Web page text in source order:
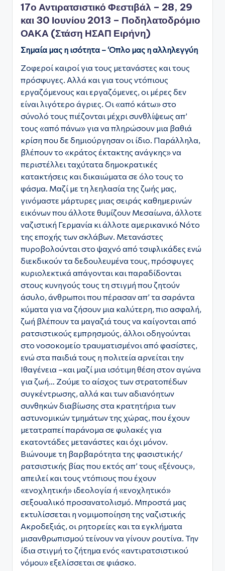
17ο Αντιρατσιστικό Φεστιβάλ – 28, 29
και 30 Ιουνίου 2013 – Ποδηλατοδρόμιο
ΟΑΚΑ (Στάση ΗΣΑΠ Ειρήνη)
Σημαία μας η ισότητα – ‘Οπλο μας η αλληλεγγύη
Ζοφεροί καιροί για τους μετανάστες και τους
πρόσφυγες. Αλλά και για τους ντόπιους
εργαζόμενους και εργαζόμενες, οι μέρες δεν
είναι λιγότερο άγριες. Οι «από κάτω» στο
σύνολό τους πιέζονται μέχρι συνθλίψεως απ’
τους «από πάνω» για να πληρώσουν μια βαθιά
κρίση που δε δημιούργησαν οι ίδιο. Παράλληλα,
βλέπουν το «κράτος έκτακτης ανάγκης» να
περιστέλλει ταχύτατα δημοκρατικές
κατακτήσεις και δικαιώματα σε όλο τους το
φάσμα. Μαζί με τη λεηλασία της ζωής μας,
γινόμαστε μάρτυρες μιας σειράς καθημερινών
εικόνων που άλλοτε θυμίζουν Μεσαίωνα, άλλοτε
ναζιστική Γερμανία κι άλλοτε αμερικανικό Νότο
της εποχής των σκλάβων. Μετανάστες
πυροβολούνται στο ψαχνό από τσιφλικάδες ενώ
διεκδικούν τα δεδουλευμένα τους, πρόσφυγες
κυριολεκτικά απάγονται και παραδίδονται
στους κυνηγούς τους τη στιγμή που ζητούν
άσυλο, άνθρωποι που πέρασαν απ’ τα σαράντα
κύματα για να ζήσουν μια καλύτερη, πιο ασφαλή,
ζωή βλέπουν τα μαγαζιά τους να καίγονται από
ρατσιστικούς εμπρησμούς, άλλοι οδηγούνται
στο νοσοκομείο τραυματισμένοι από φασίστες,
ενώ στα παιδιά τους η πολιτεία αρνείται την
Ιθαγένεια –και μαζί μια ισότιμη θέση στον αγώνα
για ζωή… Ζούμε το αίσχος των στρατοπέδων
συγκέντρωσης, αλλά και των αδιανόητων
συνθηκών διαβίωσης στα κρατητήρια των
αστυνομικών τμημάτων της χώρας, που έχουν
μετατραπεί παράνομα σε φυλακές για
εκατοντάδες μετανάστες και όχι μόνον.
Βιώνουμε τη βαρβαρότητα της φασιστικής/
ρατσιστικής βίας που εκτός απ’ τους «ξένους»,
απειλεί και τους ντόπιους που έχουν
«ενοχλητική» ιδεολογία ή «ενοχλητικό»
σεξουαλικό προσανατολισμό. Μπροστά μας
εκτυλίσσεται η νομιμοποίηση της ναζιστικής
Ακροδεξιάς, οι ρητορείες και τα εγκλήματα
μισανθρωπισμού τείνουν να γίνουν ρουτίνα. Την
ίδια στιγμή το ζήτημα ενός «αντιρατσιστικού
νόμου» εξελίσσεται σε φιάσκο.